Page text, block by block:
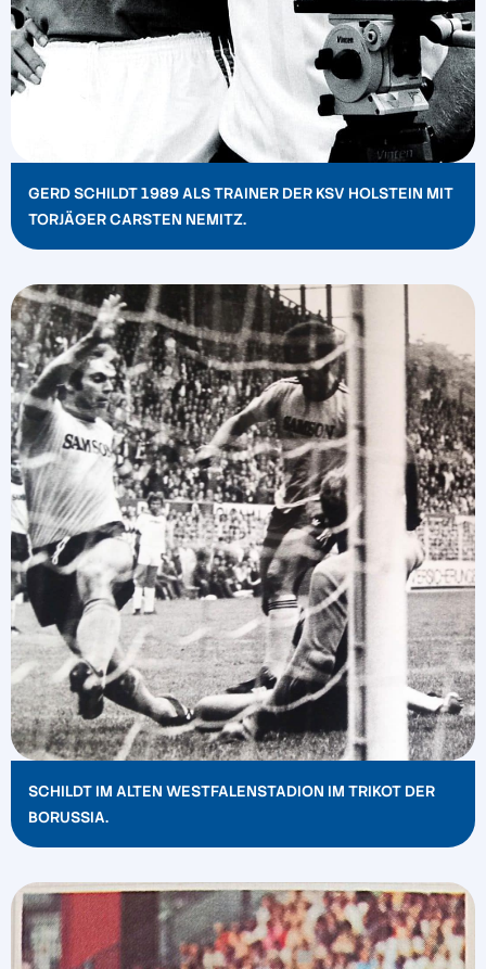
GERD SCHILDT 1989 ALS TRAINER DER KSV HOLSTEIN MIT
TORJÄGER CARSTEN NEMITZ.
SCHILDT IM ALTEN WESTFALENSTADION IM TRIKOT DER
BORUSSIA.